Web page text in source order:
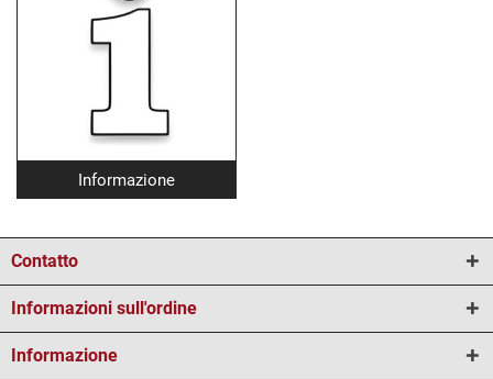
Informazione
Contatto
Informazioni sull'ordine
Informazione